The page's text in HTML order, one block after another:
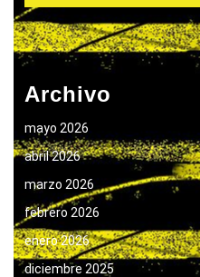
Archivo
mayo 2026
abril 2026
marzo 2026
febrero 2026
enero 2026
diciembre 2025